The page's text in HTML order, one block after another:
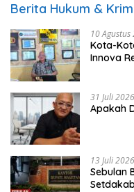
Berita Hukum &
10
Kota-
Innova
31 Juli 2026
Apakah
13 Juli 2026
Sebulan